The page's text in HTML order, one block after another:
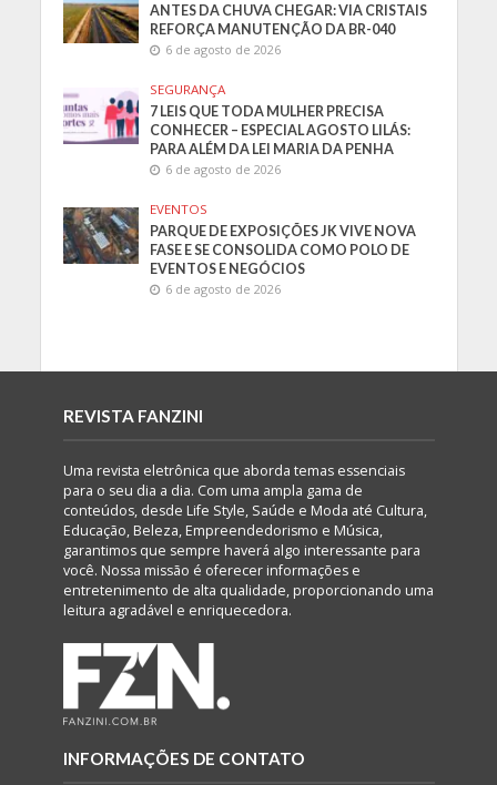
ANTES DA CHUVA CHEGAR: VIA CRISTAIS
REFORÇA MANUTENÇÃO DA BR-040
6 de agosto de 2026
SEGURANÇA
7 LEIS QUE TODA MULHER PRECISA
CONHECER – ESPECIAL AGOSTO LILÁS:
PARA ALÉM DA LEI MARIA DA PENHA
6 de agosto de 2026
EVENTOS
PARQUE DE EXPOSIÇÕES JK VIVE NOVA
FASE E SE CONSOLIDA COMO POLO DE
EVENTOS E NEGÓCIOS
6 de agosto de 2026
REVISTA FANZINI
Uma revista eletrônica que aborda temas essenciais
para o seu dia a dia. Com uma ampla gama de
conteúdos, desde Life Style, Saúde e Moda até Cultura,
Educação, Beleza, Empreendedorismo e Música,
garantimos que sempre haverá algo interessante para
você. Nossa missão é oferecer informações e
entretenimento de alta qualidade, proporcionando uma
leitura agradável e enriquecedora.
INFORMAÇÕES DE CONTATO